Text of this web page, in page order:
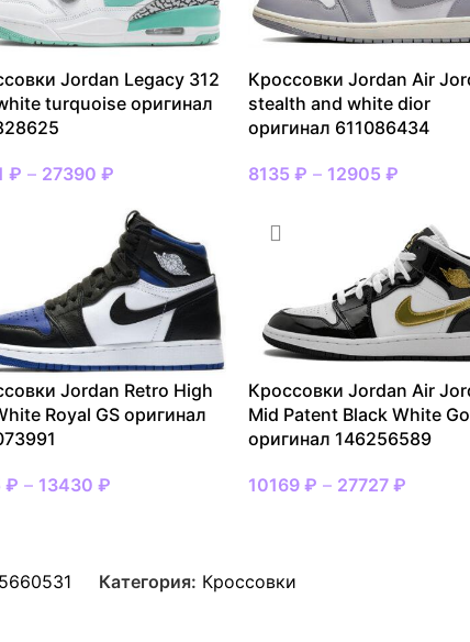
Jordan Legacy 312
turquoise оригинал
₽ – 27390 ₽
Кроссовки Jordan Air
stealth and white dior
оригинал 611086434
8135₽ – 12905₽
Jordan Retro High
Royal GS оригинал
₽ – 13430 ₽
Кроссовки Jordan Air
Mid Patent Black White
оригинал 146256589
10169₽ – 27727₽
Категория: Кроссовки